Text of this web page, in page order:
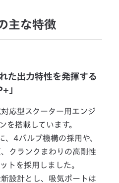
主な特徴
た出力特性を発揮する
」
応型スクーター用エンジ
搭載しています。
、4バルブ機構の採用や、
クランクまわりの高剛性
トを採用しました。
設計とし、吸気ポートは